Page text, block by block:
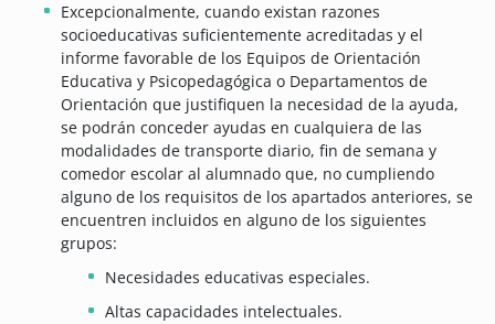
Excepcionalmente, cuando existan razones
socioeducativas suficientemente acreditadas y el
informe favorable de los Equipos de Orientación
Educativa y Psicopedagógica o Departamentos de
Orientación que justifiquen la necesidad de la ayuda,
se podrán conceder ayudas en cualquiera de las
modalidades de transporte diario, fin de semana y
comedor escolar al alumnado que, no cumpliendo
alguno de los requisitos de los apartados anteriores, se
encuentren incluidos en alguno de los siguientes
grupos:
Necesidades educativas especiales.
Altas capacidades intelectuales.